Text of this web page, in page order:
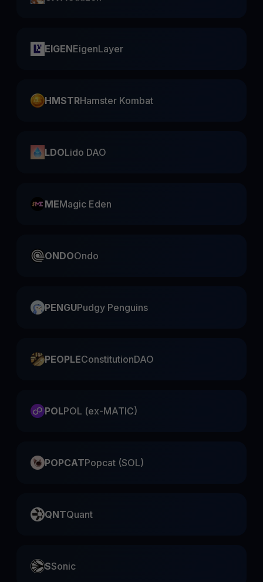
EIGENEigenLayer
HMSTRHamster Kombat
LDOLido DAO
MEMagic Eden
ONDOOndo
PENGUPudgy Penguins
PEOPLEConstitutionDAO
POLPOL (ex-MATIC)
POPCATPopcat (SOL)
QNTQuant
SSonic